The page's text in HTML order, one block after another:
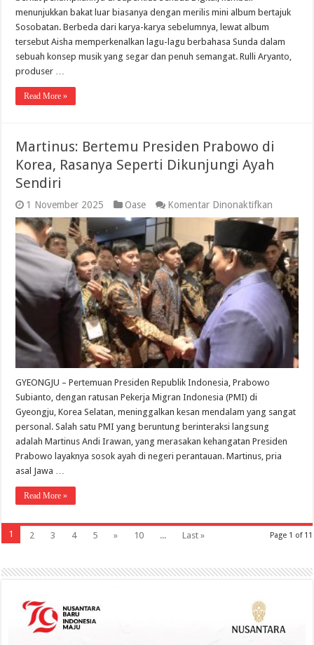
menunjukkan bakat luar biasanya dengan merilis mini album bertajuk
Sosobatan. Berbeda dari karya-karya sebelumnya, lewat album
tersebut Aisha memperkenalkan lagu-lagu berbahasa Sunda dalam
sebuah konsep musik yang segar dan penuh semangat. Rulli Aryanto,
produser …
Read More »
Martinus: Bertemu Presiden Prabowo di
Korea, Rasanya Seperti Dikunjungi Ayah
Sendiri
1 November 2025 Oase Komentar Dinonaktifkan
Martinus:
Bertemu
Presiden
Prabowo
di
Korea,
Rasanya
Seperti
Ayah
Sendiri
GYEONGJU – Pertemuan Presiden Republik Indonesia, Prabowo
Subianto, dengan ratusan Pekerja Migran Indonesia (PMI) di
Gyeongju, Korea Selatan, meninggalkan kesan mendalam yang sangat
personal. Salah satu PMI yang beruntung berinteraksi langsung
adalah Martinus Andi Irawan, yang merasakan kehangatan Presiden
Prabowo layaknya sosok ayah di negeri perantauan. Martinus, pria
asal Jawa …
Read More »
Page 1 of 11
1 2 3 4 5 » 10 ... Last »